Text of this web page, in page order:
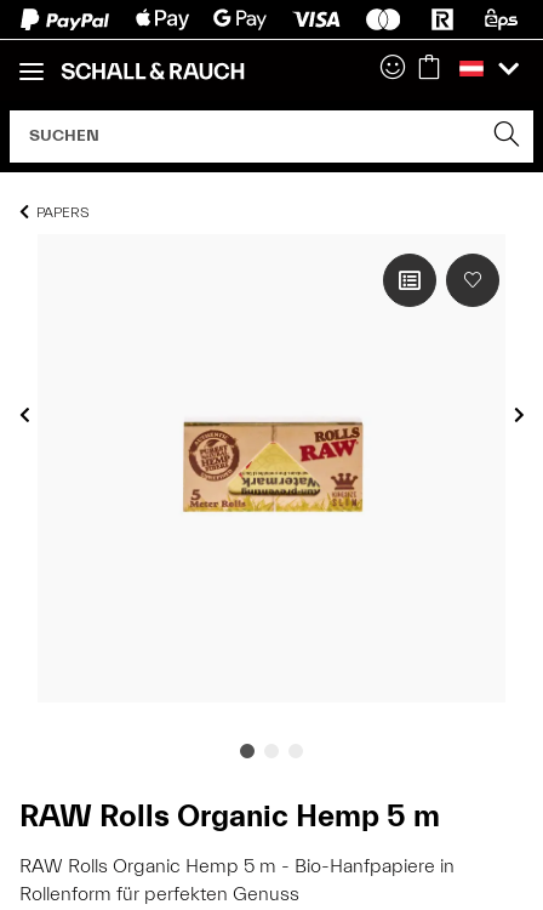
PAPERS
RAW Rolls Organic Hemp 5 m
RAW Rolls Organic Hemp 5 m - Bio-Hanfpapiere in
Rollenform für perfekten Genuss